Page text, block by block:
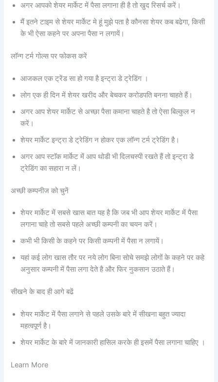
अगर आपको शेयर मार्केट में पैसा लगाना ही है तो खुद रिसर्च करें।
मैं इतने टाइम से शेयर मार्केट मे हूं मुझे पता है कौनसा शेयर कब बढेगा, किसी
के भी ऐसा कहने पर अपना पैसा न लगायें।
लाॅन्‍ग टर्म गोल्‍स पर फोकस करें
आजकल एक ट्रेंड सा हो गया है इन्‍ट्रा डे ट्रेडिंग ।
लोग एक ही दिन में शेयर खरीद और बेचकर करोडपति बनना चाहते हैं।
अगर आप शेयर मार्केट से अच्‍छा पैसा कमाना चाहते है तो ऐसा बिल्‍कुल न
करें।
शेयर मार्केट इन्‍ट्रा डे ट्रेडिंग न होकर एक लॉन्‍ग टर्म ट्रेडिंग है।
अगर आप स्‍टाॅक मार्केट में आप थोडी भी दिलचस्‍पी रखते हैं तो इन्‍ट्रा डे
ट्रेडिंग का सहारा न लें।
अच्‍छी कम्‍पनीज को चुनें
शेयर मार्केट में सबसे खास बात यह है कि जब भी आप शेयर मार्केट में पैसा
लगाना चाहे तो सबसे पहले अच्‍छी कम्‍पनी का चयन करें।
कभी भी किसी के कहने पर किसी कम्‍पनी में पैसा न लगायें।
यहां कई लोग खास तौर पर नये लोग बिना सोचे समझे लोगों के कहने पर कहे
अनुसार कम्‍पनी में पैसा लगा देते है और फिर नुकसान उठाते हैं।
सीखने के बाद ही आगे बढें
शेयर मार्केट में पैसा लगाने से पहले उसके बारे में सीखना बहुत ज्‍यादा
महत्‍वपूर्ण है।
शेयर मार्केट के बारे में जानकारी हासिल करके ही इसमें पैसा लगाना चाहिए ।
Learn More